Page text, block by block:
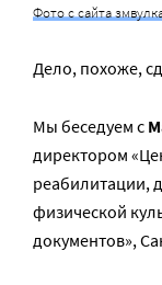
Фото с сайта
Дело, похоже,
Мы беседуем с
директором
реабилитации,
физической
документов»,